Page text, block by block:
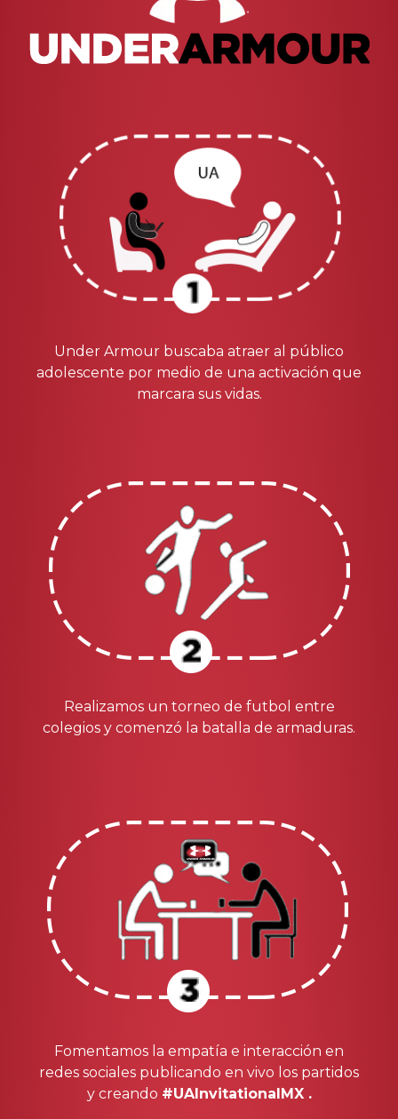
Under Armour buscaba atraer al público
adolescente por medio de una activación que
marcara sus vidas.
Realizamos un torneo de futbol entre
colegios y comenzó la batalla de armaduras.
Fomentamos la empatía e interacción en
redes sociales publicando en vivo los partidos
y creando #UAInvitationalMX .